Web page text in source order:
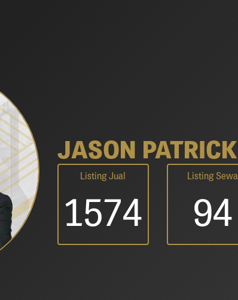
JASON PATRICK
Listing Jual
1574
Listing Sewa
94